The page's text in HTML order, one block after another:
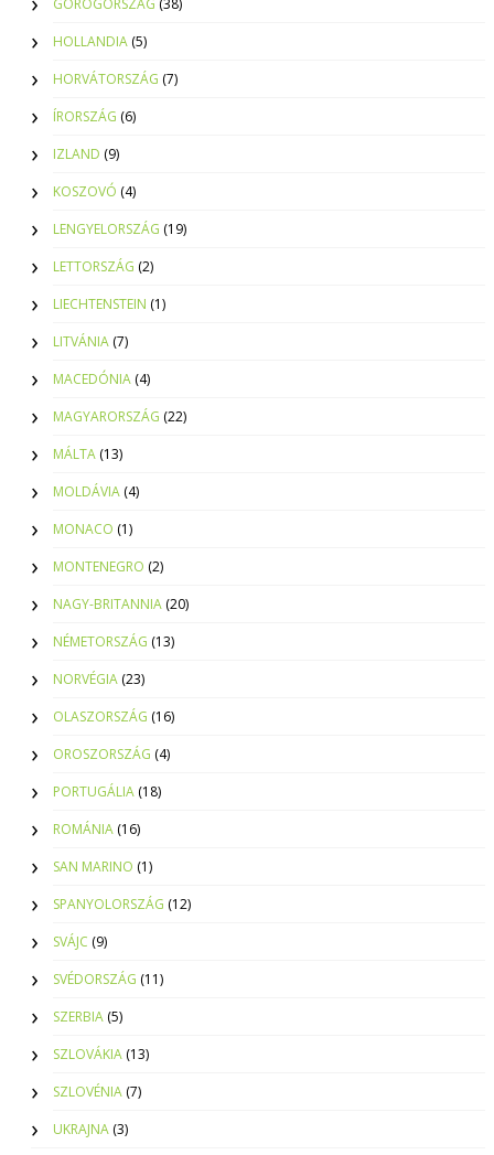
HOLLANDIA (5)
HORVÁTORSZÁG (7)
ÍRORSZÁG (6)
IZLAND (9)
KOSZOVÓ (4)
LENGYELORSZÁG (19)
LETTORSZÁG (2)
LIECHTENSTEIN (1)
LITVÁNIA (7)
MACEDÓNIA (4)
MAGYARORSZÁG (22)
MÁLTA (13)
MOLDÁVIA (4)
MONACO (1)
MONTENEGRO (2)
NAGY-BRITANNIA (20)
NÉMETORSZÁG (13)
NORVÉGIA (23)
OLASZORSZÁG (16)
OROSZORSZÁG (4)
PORTUGÁLIA (18)
ROMÁNIA (16)
SAN MARINO (1)
SPANYOLORSZÁG (12)
SVÁJC (9)
SVÉDORSZÁG (11)
SZERBIA (5)
SZLOVÁKIA (13)
SZLOVÉNIA (7)
UKRAJNA (3)